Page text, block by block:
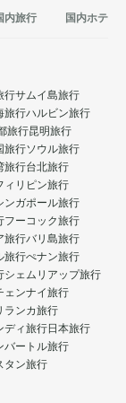
内旅行 国内ホテル
行サムイ島旅行
旅行ハルビン旅行
旅行昆明旅行
旅行ソウル旅行
旅行台北旅行
ィリピン旅行
ンガポール旅行
フーコック旅行
旅行バリ島旅行
旅行ぺナン旅行
シェムリアップ旅行
ェンナイ旅行
ランカ旅行
ディ旅行日本旅行
バートル旅行
タン旅行